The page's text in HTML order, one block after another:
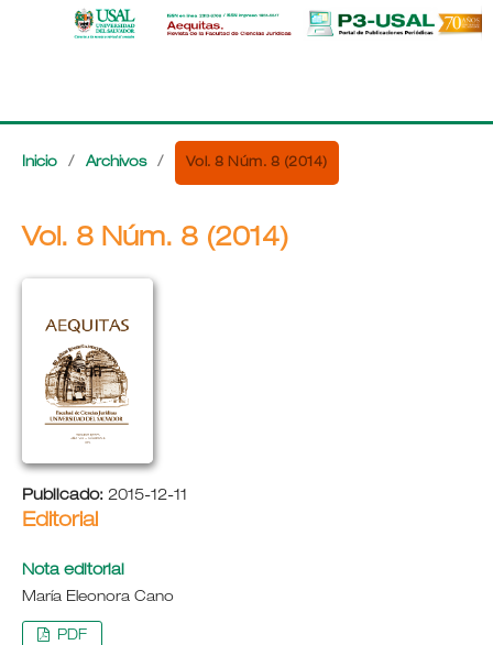
Inicio / Archivos / Vol. 8 Núm. 8 (2014)
Vol. 8 Núm. 8 (2014)
Publicado: 2015-12-11
Editorial
Nota editorial
María Eleonora Cano
PDF